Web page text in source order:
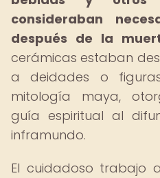
consideraban
después de la
cerámicas estaban
a deidades o
mitología maya,
guía espiritual al
inframundo.
El cuidadoso trabajo